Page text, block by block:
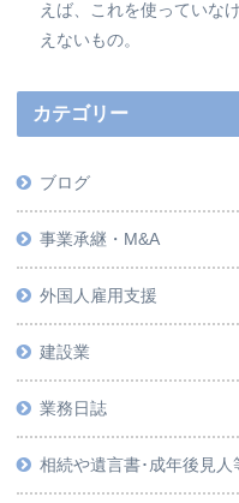
えば、これを使っていな
えないもの。
カテゴリー
ブログ
事業承継・M&A
外国人雇用支援
建設業
業務日誌
相続や遺言書･成年後見人